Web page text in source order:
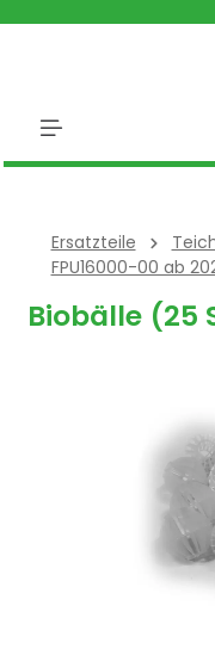
Ersatzteile
FPU16000-00 ab
Biobälle (25